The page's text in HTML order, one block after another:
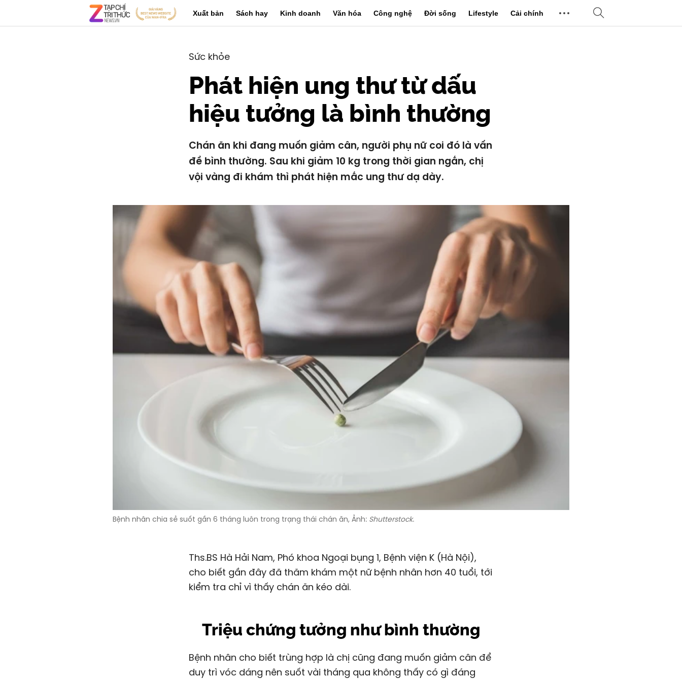
Xuất bản Sách hay Kinh doanh Văn hóa Công nghệ Đời sống Lifestyle Cải chính
Sức khỏe
Phát hiện ung thư từ dấu
hiệu tưởng là bình thường
Chán ăn khi đang muốn giảm cân, người phụ nữ coi đó là vấn
đề bình thường. Sau khi giảm 10 kg trong thời gian ngắn, chị
vội vàng đi khám thì phát hiện mắc ung thư dạ dày.
Bệnh nhân chia sẻ suốt gần 6 tháng luôn trong trạng thái chán ăn, Ảnh: Shutterstock.
Ths.BS Hà Hải Nam, Phó khoa Ngoại bụng 1, Bệnh viện K (Hà Nội),
cho biết gần đây đã thăm khám một nữ bệnh nhân hơn 40 tuổi, tới
kiểm tra chỉ vì thấy chán ăn kéo dài.
Triệu chứng tưởng như bình thường
Bệnh nhân cho biết trùng hợp là chị cũng đang muốn giảm cân để
duy trì vóc dáng nên suốt vài tháng qua không thấy có gì đáng